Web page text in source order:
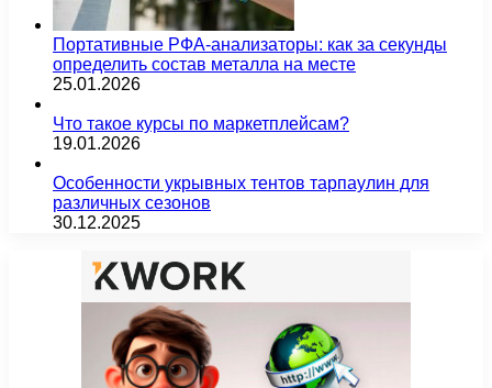
Портативные РФА-анализаторы: как за секунды
определить состав металла на месте
25.01.2026
Что такое курсы по маркетплейсам?
19.01.2026
Особенности укрывных тентов тарпаулин для
различных сезонов
30.12.2025